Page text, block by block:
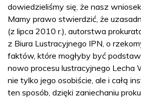
dowiedzieliśmy się, że nasz
Mamy prawo stwierdzić, że
(z lipca 2010 r.), autorstwa
z Biura Lustracyjnego IPN, o
faktów, które mogłyby być
nowo procesu lustracyjnego Lecha
nie tylko jego osobiście, ale i całą
ten sposób, dzięki zaniechaniu